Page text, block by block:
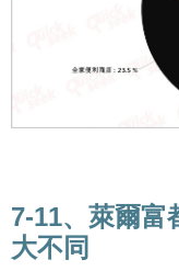
7-11、萊爾
大不同